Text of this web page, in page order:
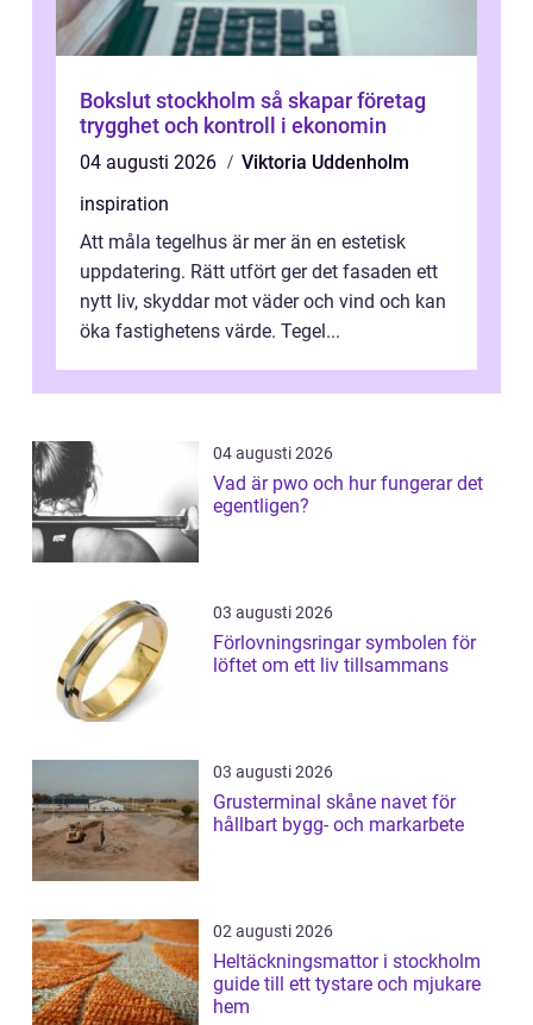
Bokslut stockholm så skapar företag
trygghet och kontroll i ekonomin
04 augusti 2026
Viktoria Uddenholm
inspiration
Att måla tegelhus är mer än en estetisk
uppdatering. Rätt utfört ger det fasaden ett
nytt liv, skyddar mot väder och vind och kan
öka fastighetens värde. Tegel...
04 augusti 2026
Vad är pwo och hur fungerar det
egentligen?
03 augusti 2026
Förlovningsringar symbolen för
löftet om ett liv tillsammans
03 augusti 2026
Grusterminal skåne navet för
hållbart bygg- och markarbete
02 augusti 2026
Heltäckningsmattor i stockholm
guide till ett tystare och mjukare
hem